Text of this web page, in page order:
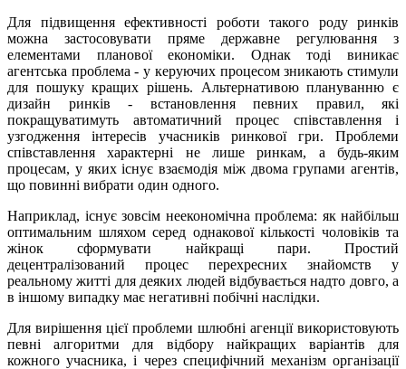
Для підвищення ефективності роботи такого роду ринків
можна застосовувати пряме державне регулювання з
елементами планової економіки. Однак тоді виникає
агентська проблема - у керуючих процесом зникають стимули
для пошуку кращих рішень. Альтернативою плануванню є
дизайн ринків - встановлення певних правил, які
покращуватимуть автоматичний процес співставлення і
узгодження інтересів учасників ринкової гри. Проблеми
співставлення характерні не лише ринкам, а будь-яким
процесам, у яких існує взаємодія між двома групами агентів,
що повинні вибрати один одного.
Наприклад, існує зовсім неекономічна проблема: як найбільш
оптимальним шляхом серед однакової кількості чоловіків та
жінок сформувати найкращі пари. Простий
децентралізований процес перехресних знайомств у
реальному житті для деяких людей відбувається надто довго, а
в іншому випадку має негативні побічні наслідки.
Для вирішення цієї проблеми шлюбні агенції використовують
певні алгоритми для відбору найкращих варіантів для
кожного учасника, і через специфічний механізм організації